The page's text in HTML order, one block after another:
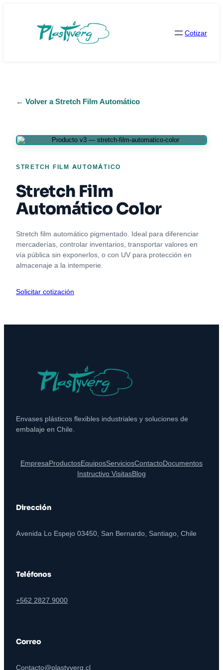
Cotizar
← Volver a Stretch Film Automático
STRETCH FILM AUTOMÁTICO
Stretch Film
Automático Color
Stretch film automático pigmentado. Ideal para diferenciar
mercaderías, controlar inventarios, transportar valores en
vía pública sin exponerlos, o con UV para protección en
almacenaje a la intemperie.
Solicitar cotización
Envases plásticos flexibles industriales y soluciones de
embalaje en Chile.
EmpresaProductosEquiposServiciosContactoDocumentos
Instructivo VisitasBlog
Dirección
Avenida Lo Espejo 03450, San Bernardo, Santiago, Chile
Teléfonos
+562 2827 9000
Correo
Contacto@plastyverg.cl